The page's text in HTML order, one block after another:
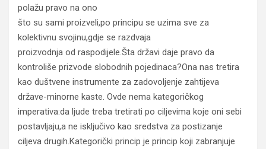
polažu pravo na ono
što su sami proizveli,po principu se uzima sve za
kolektivnu svojinu,gdje se razdvaja
proizvodnja od raspodijele.Šta državi daje pravo da
kontroliše prizvode slobodnih pojedinaca?Ona nas tretira
kao duštvene instrumente za zadovoljenje zahtijeva
države-minorne kaste. Ovde nema kategoričkog
imperativa:da ljude treba tretirati po ciljevima koje oni sebi
postavljaju,a ne isključivo kao sredstva za postizanje
ciljeva drugih.Kategorički princip je princip koji zabranjuje